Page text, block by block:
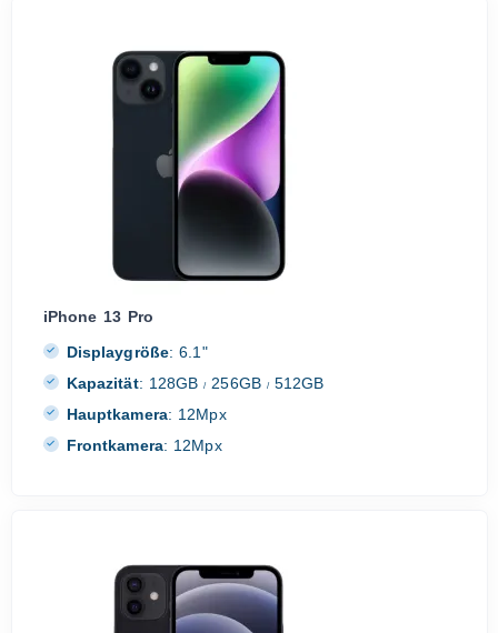
iPhone 13 Pro
Displaygröße: 6.1"
Kapazität: 128GB/ 256GB /512GB
Hauptkamera: 12Mpx
Frontkamera: 12Mpx